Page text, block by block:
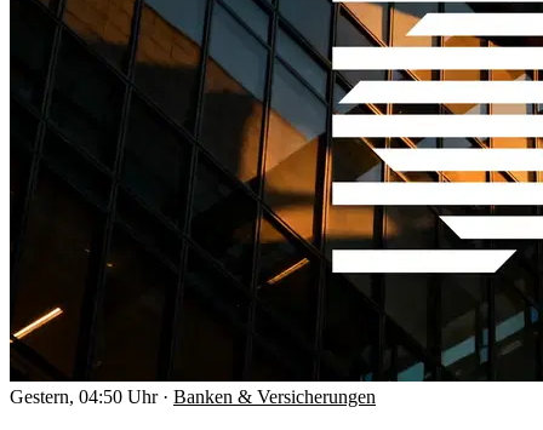
Gestern, 04:50 Uhr · Banken & Versicherungen